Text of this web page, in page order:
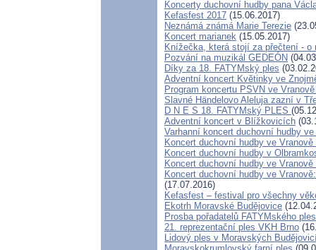
Koncerty duchovní hudby pana
Kefasfest 2017 (15.06.2017)
Neznámá známá Marie Terezie
Koncert marianek (15.05.2017)
Knížečka, která stojí za přečtení - o
Pozvání na muzikál GEDEÓN
Díky za 18. FATYMský ples
Adventní koncert Květinky ve
Program koncertu PSVN ve
Slavné Händelovo Aleluja zazní v
D N E S 18. FATYMský PLES
Adventní koncert v Blížkovicích
Varhanní koncert duchovní hudby ve
Koncert duchovní hudby ve
Koncert duchovní hudby v
Koncert duchovní hudby ve
Koncert duchovní hudby ve
(17.07.2016)
Kefasfest – festival pro všechny
Ekotrh Moravské Budějovice
Prosba pořadatelů FATYMského
21. reprezentační ples VKH Brno
Lidový ples v Moravských